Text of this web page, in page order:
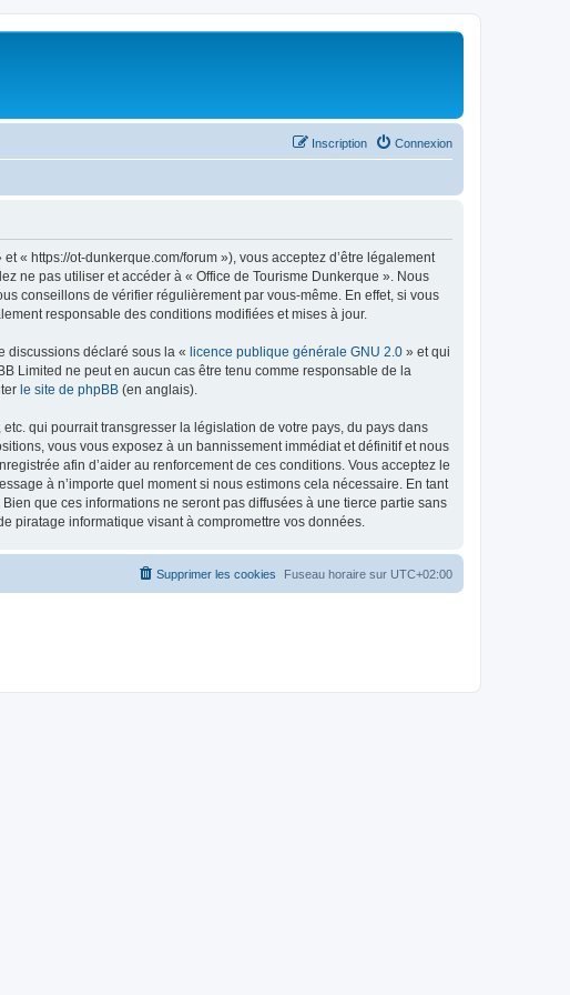
Connexion
Inscription
« https://ot-dunkerque.com/forum »), vous acceptez d’être légalement
ne pas utiliser et accéder à « Office de Tourisme Dunkerque ». Nous
conseillons de vérifier régulièrement par vous-même. En effet, si vous
responsable des conditions modifiées et mises à jour.
discussions déclaré sous la « licence publique générale GNU 2.0 » et qui
Limited ne peut en aucun cas être tenu comme responsable de la
le site de phpBB (en anglais).
qui pourrait transgresser la législation de votre pays, du pays dans
vous vous exposez à un bannissement immédiat et définitif et nous
afin d’aider au renforcement de ces conditions. Vous acceptez le
à n’importe quel moment si nous estimons cela nécessaire. En tant
que ces informations ne seront pas diffusées à une tierce partie sans
piratage informatique visant à compromettre vos données.
Fuseau horaire sur UTC+02:00
Supprimer les cookies